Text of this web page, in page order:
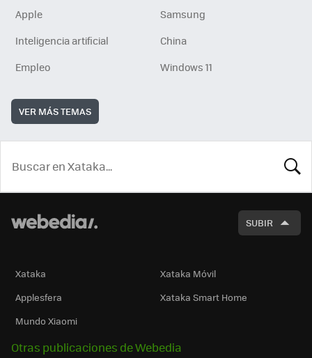
Apple
Samsung
Inteligencia artificial
China
Empleo
Windows 11
VER MÁS TEMAS
SUBIR
Xataka
Xataka Móvil
Applesfera
Xataka Smart Home
Mundo Xiaomi
Otras publicaciones de Webedia